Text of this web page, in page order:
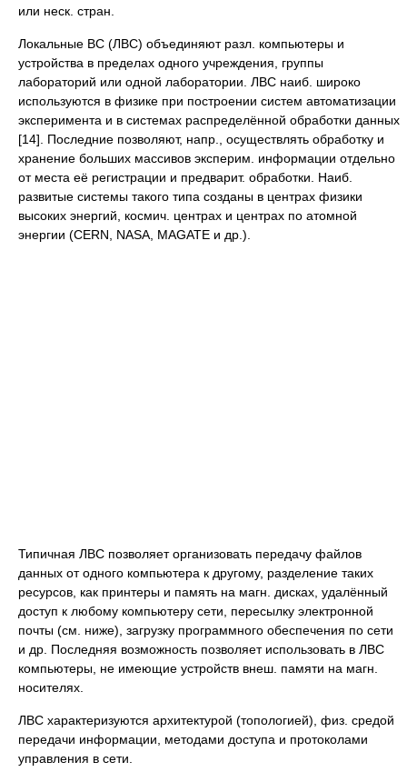
или неск. стран.
Локальные BC (ЛВС) объединяют разл. компьютеры и
устройства в пределах одного учреждения, группы
лабораторий или одной лаборатории. ЛВС наиб. широко
используются в физике при построении систем автоматизации
эксперимента и в системах распределённой обработки данных
[14]. Последние позволяют, напр., осуществлять обработку и
хранение больших массивов эксперим. информации отдельно
от места её регистрации и предварит. обработки. Наиб.
развитые системы такого типа созданы в центрах физики
высоких энергий, космич. центрах и центрах по атомной
энергии (CERN, NASA, MAGATE и др.).
Типичная ЛВС позволяет организовать передачу файлов
данных от одного компьютера к другому, разделение таких
ресурсов, как принтеры и память на магн. дисках, удалённый
доступ к любому компьютеру сети, пересылку электронной
почты (см. ниже), загрузку программного обеспечения по сети
и др. Последняя возможность позволяет использовать в ЛВС
компьютеры, не имеющие устройств внеш. памяти на магн.
носителях.
ЛВС характеризуются архитектурой (топологией), физ. средой
передачи информации, методами доступа и протоколами
управления в сети.